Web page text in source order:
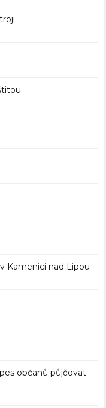
Kamenici nad Lipou
občanů půjčovat